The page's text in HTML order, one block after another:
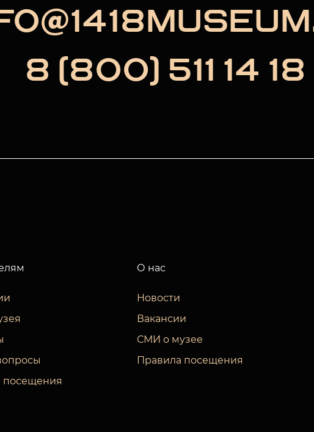
8 (800) 511 14 18
посещения
О нас
Новости
Вакансии
СМИ о музее
Правила посещения